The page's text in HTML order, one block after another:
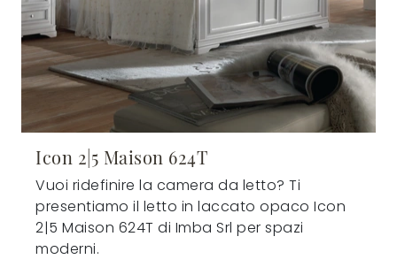
Icon 2|5 Maison 624T
Vuoi ridefinire la camera da letto? Ti
presentiamo il letto in laccato opaco Icon
2|5 Maison 624T di Imba Srl per spazi
moderni.